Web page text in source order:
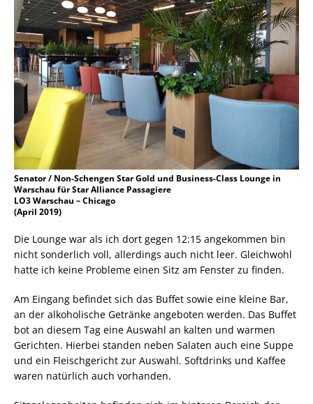
Senator / Non-Schengen Star Gold und Business-Class Lounge in
Warschau für Star Alliance Passagiere
LO3 Warschau – Chicago
(April 2019)
Die Lounge war als ich dort gegen 12:15 angekommen bin
nicht sonderlich voll, allerdings auch nicht leer. Gleichwohl
hatte ich keine Probleme einen Sitz am Fenster zu finden.
Am Eingang befindet sich das Buffet sowie eine kleine Bar,
an der alkoholische Getränke angeboten werden. Das Buffet
bot an diesem Tag eine Auswahl an kalten und warmen
Gerichten. Hierbei standen neben Salaten auch eine Suppe
und ein Fleischgericht zur Auswahl. Softdrinks und Kaffee
waren natürlich auch vorhanden.